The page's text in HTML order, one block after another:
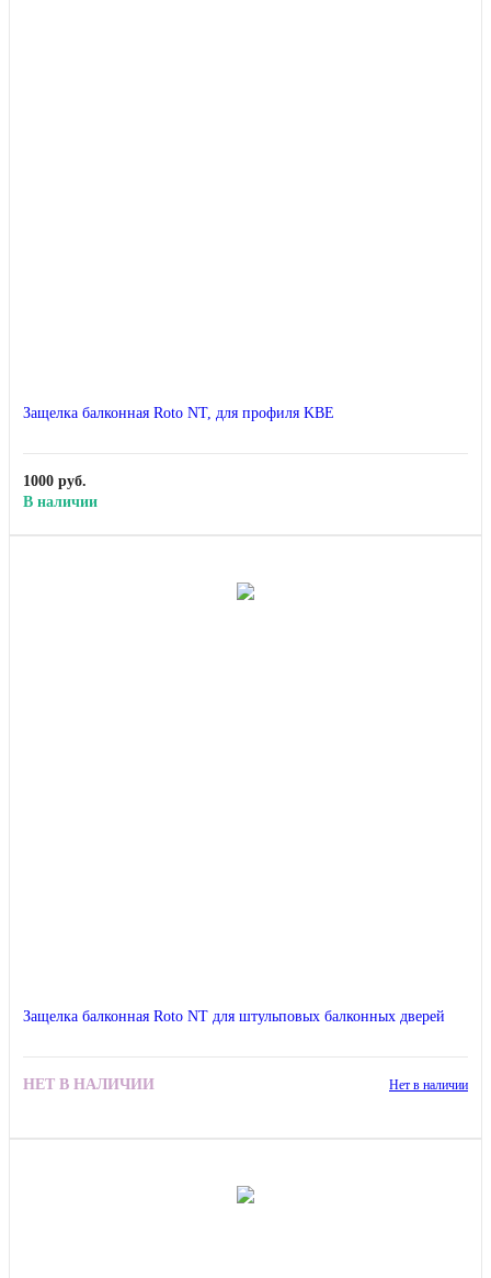
Защелка балконная Roto NT, для профиля KBE
1000 руб.
В наличии
Защелка балконная Roto NT для штульповых балконных дверей
НЕТ В НАЛИЧИИ Нет в наличии